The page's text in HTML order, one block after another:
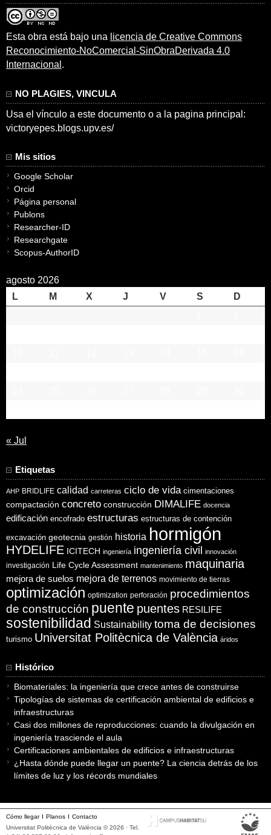
Esta obra está bajo una licencia de Creative Commons
Reconocimiento-NoComercial-SinObraDerivada 4.0
Internacional .
NO PLAGIES, VINCULA
Usa el vínculo a este documento o a la pagina principal:
victoryepes.blogs.upv.es/
Mis sitios
Google Scholar
Orcid
Página personal
Publons
Researcher-ID
Researchgate
Scopus-AuthorID
agosto 2026
L
M X J V S
D
« Jul
Etiquetas
AHP BRIDLIFE calidad carreteras ciclo de vida cimentaciones
compactación concreto construcción DIMALIFE docencia
edificación encofrado estructuras estructuras de contención
excavación geotecnia gestión historia hormigón
HYDELIFE ICITECH ingeniería ingeniería civil innovación
investigación Life Cycle Assessment mantenimiento maquinaria
mejora de suelos mejora de terrenos movimiento de tierras
optimización optimization perforación procedimientos
de construcción puente puentes RESILIFE
sostenibilidad Sustainability toma de decisiones
turismo Universitat Politècnica de València áridos
Histórico
Biomateriales: la ingeniería que crece antes de construirse
Tipologías de sistemas de certificación ambiental de edificios e
infraestructuras
Casi dos millones de reproducciones: cuando la divulgación en
ingeniería trasciende el aula
Certificaciones ambientales de edificios e infraestructuras
¿Hasta dónde puede llegar un puente? La ciencia detrás de los
límites de luz y los récords mundiales
Cómo llegar Planos
Contacto
Universitat Politècnica de València © 2026 · Tel.